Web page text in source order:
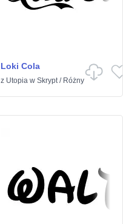
Loki Cola
z Utopia w Skrypt/ Różny